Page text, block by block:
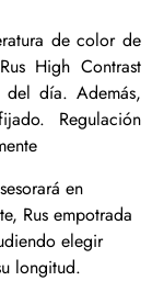
de color de
High Contrast
del día. Además,
Regulación
en
Rus empotrada
elegir
longitud.